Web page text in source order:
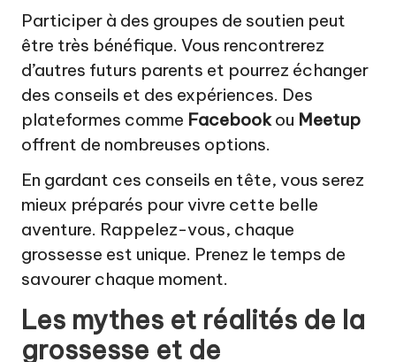
Participer à des groupes de soutien peut
être très bénéfique. Vous rencontrerez
d’autres futurs parents et pourrez échanger
des conseils et des expériences. Des
plateformes comme Facebookou Meetup
offrent de nombreuses options.
En gardant ces conseils en tête, vous serez
mieux préparés pour vivre cette belle
aventure. Rappelez-vous, chaque
grossesse est unique. Prenez le temps de
savourer chaque moment.
Les mythes et réalités de la
grossesse et de